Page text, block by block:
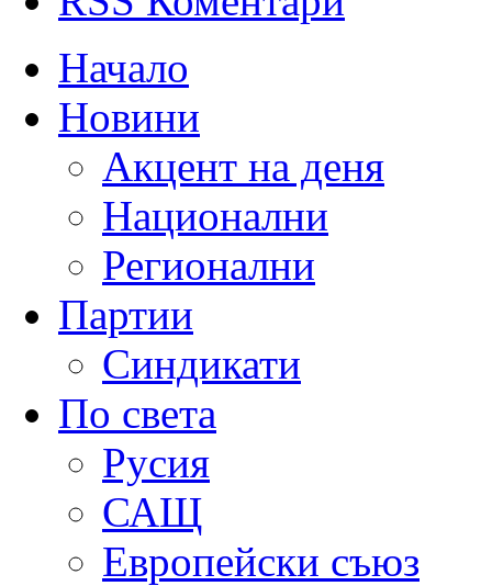
Начало
Новини
Акцент на деня
Национални
Регионални
Партии
Синдикати
По света
Русия
САЩ
Европейски съюз